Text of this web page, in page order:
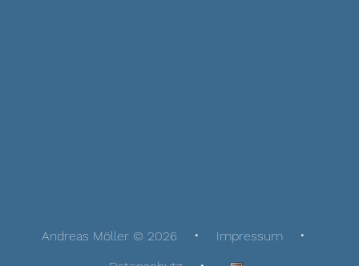
Andreas Möller © 2026
Impressum